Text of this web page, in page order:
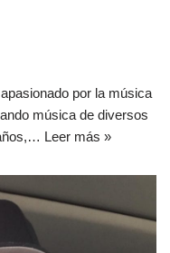
por la música
música de diversos
Leer más »